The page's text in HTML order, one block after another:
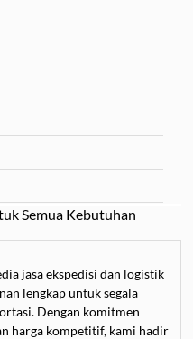
Semua Kebutuhan
jasa ekspedisi dan logistik
lengkap untuk segala
Dengan komitmen
harga kompetitif, kami hadir